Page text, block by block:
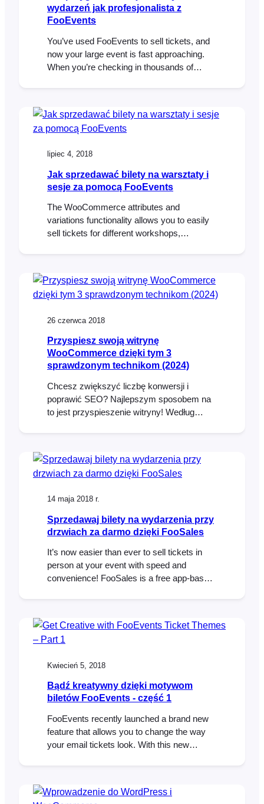
wydarzeń jak profesjonalista z
FooEvents
You’ve used FooEvents to sell tickets, and
now your large event is fast approaching.
When you’re checking in thousands of
each check-in amounts to over 16 minutes
of lost time. In this post…
lipiec 4, 2018
Jak sprzedawać bilety na warsztaty i
sesje za pomocą FooEvents
The WooCommerce attributes and
variations functionality allows you to easily
sell tickets for different workshops,
accommodate 50 attendees. Attendees will
purchase a ticket for the main event and
to…
26 czerwca 2018
Przyspiesz swoją witrynę
WooCommerce dzięki tym 3
sprawdzonym technikom (2024)
Chcesz zwiększyć liczbę konwersji i
poprawić SEO? Najlepszym sposobem na
to jest przyspieszenie witryny! Według
liczby konwersji. Szybkość strony jest
również ważnym czynnikiem rankingowym
14 maja 2018 r.
Sprzedawaj bilety na wydarzenia przy
drzwiach za darmo dzięki FooSales
It’s now easier than ever to sell tickets in
person at your event with speed and
convenience! FooSales is a free app-based
iPad or Android tablet into a mobile cash
register. FooSales enables WooCommerce
Kwiecień 5, 2018
Bądź kreatywny dzięki motywom
biletów FooEvents - część 1
FooEvents recently launched a brand new
feature that allows you to change the way
your email tickets look. With this new
event’s brand. If you haven’t already seen